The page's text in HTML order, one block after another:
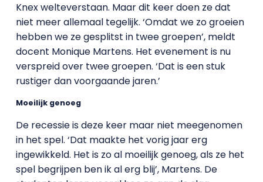
Knex welteverstaan. Maar dit keer doen ze dat
niet meer allemaal tegelijk. ‘Omdat we zo groeien
hebben we ze gesplitst in twee groepen’, meldt
docent Monique Martens. Het evenement is nu
verspreid over twee groepen. ‘Dat is een stuk
rustiger dan voorgaande jaren.’
Moeilijk genoeg
De recessie is deze keer maar niet meegenomen
in het spel. ‘Dat maakte het vorig jaar erg
ingewikkeld. Het is zo al moeilijk genoeg, als ze het
spel begrijpen ben ik al erg blij’, Martens. De